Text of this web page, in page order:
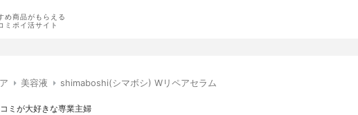
め商品がもらえる
ミポイ活サイト
美容液 shimaboshi(シマボシ) Wリペアセラム
ミが大好きな専業主婦